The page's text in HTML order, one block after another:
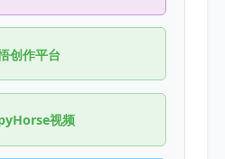
创作平台
视频